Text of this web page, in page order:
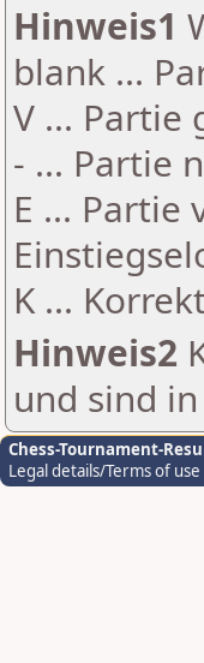
Hinweis1
blank ...
V ... Partie
- ... Partie
E ...
K ...
Hinweis2
und sind
Chess-Tournament-
Legal details/Terms of use